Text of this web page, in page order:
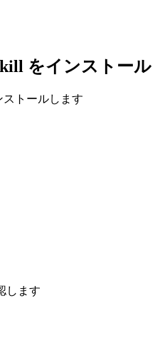
をインストール
ストールします
します